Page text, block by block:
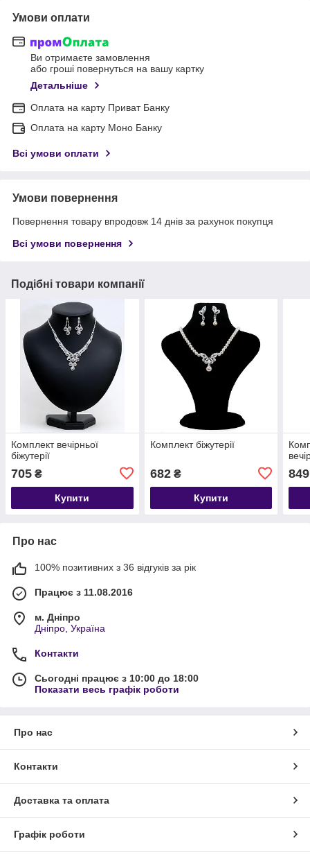
Умови оплати
Ви отримаєте замовлення
або гроші повернуться на вашу картку
Детальніше
Оплата на карту Приват Банку
Оплата на карту Моно Банку
Всі умови оплати
Умови повернення
Повернення товару впродовж 14 днів за рахунок покупця
Всі умови повернення
Подібні товари компанії
Комплект вечірньої
біжутерії
705 ₴
Купити
Комплект біжутерії
682₴
Купити
849
Про нас
100% позитивних з 36 відгуків за рік
Працює з 11.08.2016
м. Дніпро
Дніпро, Україна
Контакти
Сьогодні працює з 10:00 до 18:00
Показати весь графік роботи
Про нас
Контакти
Доставка та оплата
Графік роботи